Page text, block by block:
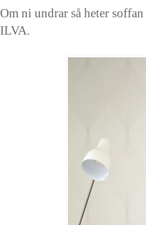
Om ni undrar så heter
ILVA.